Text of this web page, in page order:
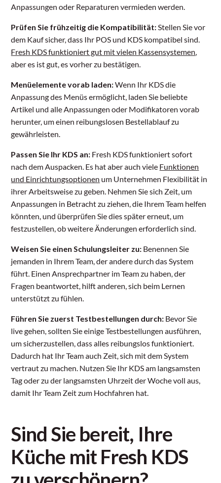
Anpassungen oder Reparaturen vermieden werden.
Prüfen Sie frühzeitig die Kompatibilität:Stellen Sie vor
dem Kauf sicher, dass Ihr POS und KDS kompatibel sind.
Fresh KDS funktioniert gut mit vielen Kassensystemen,
aber es ist gut, es vorher zu bestätigen.
Menüelemente vorab laden:Wenn Ihr KDS die
Anpassung des Menüs ermöglicht, laden Sie beliebte
Artikel und alle Anpassungen oder Modifikatoren vorab
herunter, um einen reibungslosen Bestellablauf zu
gewährleisten.
Passen Sie Ihr KDS an: Fresh KDS funktioniert sofort
nach dem Auspacken. Es hat aber auch viele Funktionen
und Einrichtungsoptionen um Unternehmen Flexibilität in
ihrer Arbeitsweise zu geben. Nehmen Sie sich Zeit, um
Anpassungen in Betracht zu ziehen, die Ihrem Team helfen
könnten, und überprüfen Sie dies später erneut, um
festzustellen, ob weitere Änderungen erforderlich sind.
Weisen Sie einen Schulungsleiter zu: Benennen Sie
jemanden in Ihrem Team, der andere durch das System
führt. Einen Ansprechpartner im Team zu haben, der
Fragen beantwortet, hilft anderen, sich beim Lernen
unterstützt zu fühlen.
Führen Sie zuerst Testbestellungen durch: Bevor Sie
live gehen, sollten Sie einige Testbestellungen ausführen,
um sicherzustellen, dass alles reibungslos funktioniert.
Dadurch hat Ihr Team auch Zeit, sich mit dem System
vertraut zu machen. Nutzen Sie Ihr KDS am langsamsten
Tag oder zu der langsamsten Uhrzeit der Woche voll aus,
damit Ihr Team Zeit zum Hochfahren hat.
Sind Sie bereit, Ihre
Küche mit Fresh KDS